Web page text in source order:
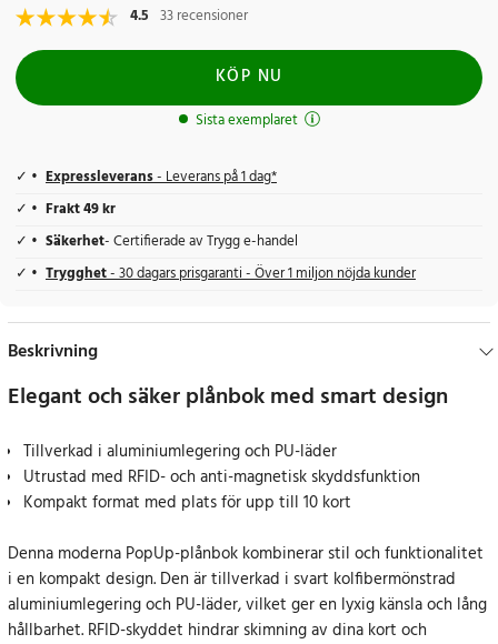
4.5 33 recensioner
KÖP NU
Sista exemplaret
Expressleverans- Leverans på 1 dag*
Frakt 49 kr
Säkerhet- Certifierade av Trygg e-handel
Trygghet- 30 dagars prisgaranti - Över 1 miljon nöjda kunder
Beskrivning
Elegant och säker plånbok med smart design
Tillverkad i aluminiumlegering och PU-läder
Utrustad med RFID- och anti-magnetisk skyddsfunktion
Kompakt format med plats för upp till 10 kort
Denna moderna PopUp-plånbok kombinerar stil och funktionalitet
i en kompakt design. Den är tillverkad i svart kolfibermönstrad
aluminiumlegering och PU-läder, vilket ger en lyxig känsla och lång
hållbarhet. RFID-skyddet hindrar skimning av dina kort och